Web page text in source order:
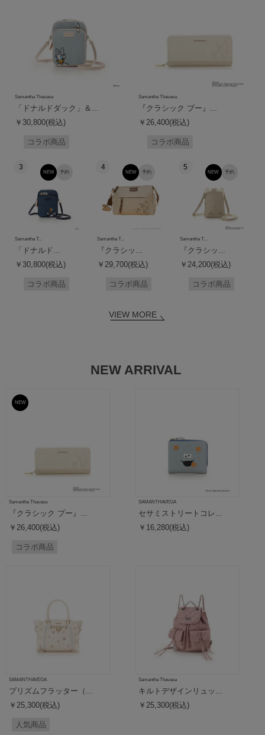
Samantha Thavasa
「ドナルドダック」＆...
￥30,800(税込)
コラボ商品
Samantha Thavasa
『クラシック プー』...
￥26,400(税込)
コラボ商品
3
予約
NEW
Samantha T...
「ドナルド...
￥30,800(税込)
コラボ商品
4
予約
NEW
Samantha T...
『クラシッ...
￥29,700(税込)
コラボ商品
5
予約
NEW
Samantha T...
『クラシッ...
￥24,200(税込)
コラボ商品
VIEW MORE
NEW ARRIVAL
予約
NEW
Samantha Thavasa
『クラシック プー』...
￥26,400(税込)
コラボ商品
SAMANTHAVEGA
セサミストリートコレ...
￥16,280(税込)
SAMANTHAVEGA
プリズムフラッター（...
￥25,300(税込)
人気商品
Samantha Thavasa
キルトデザインリュッ...
￥25,300(税込)